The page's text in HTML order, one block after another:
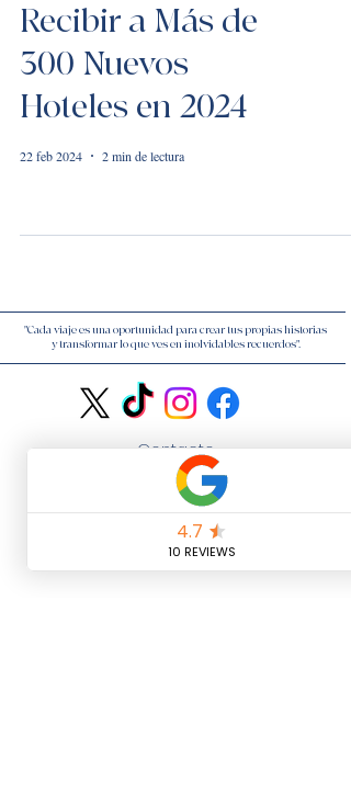
Recibir a Más de
300 Nuevos
Hoteles en 2024
22 feb 2024 2 min de lectura
"Cada viaje es una oportunidad para crear tus propias historias
y transformar lo que ves en inolvidables recuerdos".
Contacto
Política de Cookies
Nota Legal